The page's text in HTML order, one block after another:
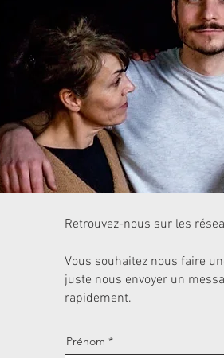
Retrouvez-nous sur les
Vous souhaitez nous faire
juste nous envoyer un
rapidement.
Prénom